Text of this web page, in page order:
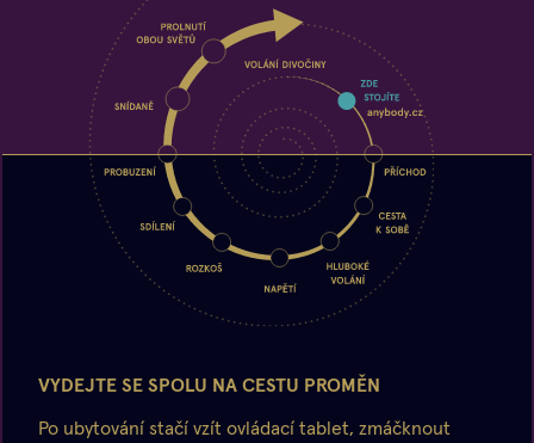
VYDEJTE SE SPOLU NA CESTU PROMĚN
Po ubytování stačí vzít ovládací tablet, zmáčknout